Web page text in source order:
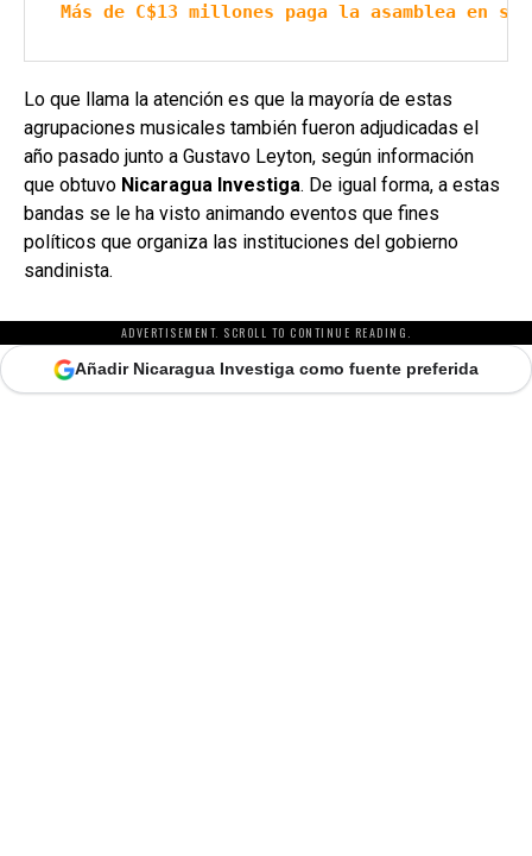
Más de C$13 millones paga la asamblea en
Lo que llama la atención es que la mayoría de estas
agrupaciones musicales también fueron adjudicadas el
año pasado junto a Gustavo Leyton, según información
que obtuvo Nicaragua Investiga. De igual forma, a estas
bandas se le ha visto animando eventos que fines
políticos que organiza las instituciones del gobierno
sandinista.
ADVERTISEMENT. SCROLL TO CONTINUE READING.
Añadir Nicaragua Investiga como fuente preferida